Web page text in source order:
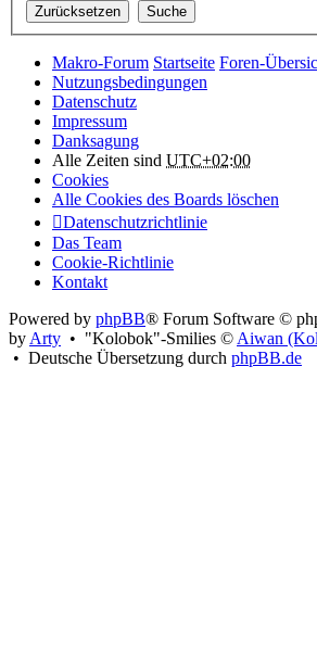
Makro-Forum Startseite Foren-
Nutzungsbedingungen
Datenschutz
Impressum
Danksagung
Alle Zeiten sind UTC+02:00
Cookies
Alle Cookies des Boards löschen
Datenschutzrichtlinie
Das Team
Cookie-Richtlinie
Kontakt
Powered by phpBB® Forum Software ©
by Arty • "Kolobok"-Smilies © Aiwan
• Deutsche Übersetzung durch phpBB.de